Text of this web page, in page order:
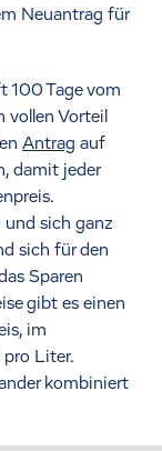
Neuantrag für
100 Tage vom
Vorteil
Antrag auf
damit jeder
sich ganz
sich für den
Sparen
gibt es einen
im
pro Liter.
kombiniert